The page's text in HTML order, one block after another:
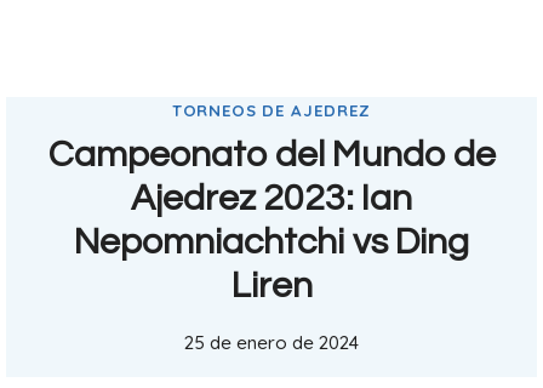
TORNEOS DE AJEDREZ
Campeonato del Mundo de
Ajedrez 2023: Ian
Nepomniachtchi vs Ding
Liren
25 de enero de 2024